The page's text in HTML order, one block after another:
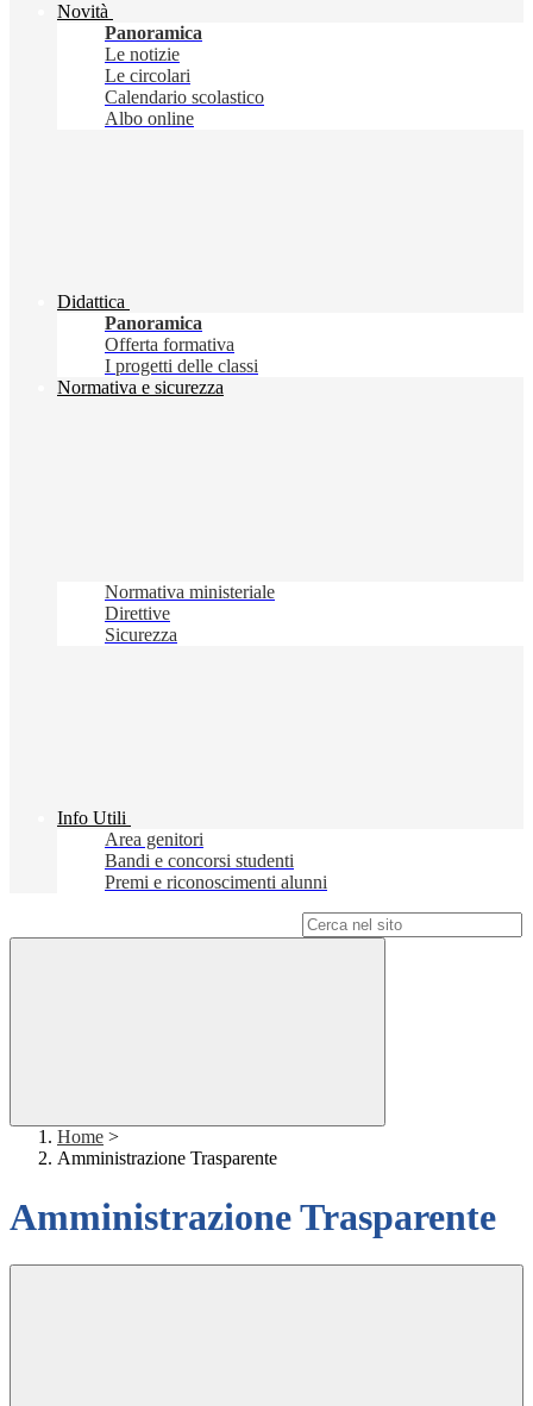
Novità
Panoramica
Le notizie
Le circolari
Calendario scolastico
Albo online
Didattica
Panoramica
Offerta formativa
I progetti delle classi
Normativa e sicurezza
Normativa ministeriale
Direttive
Sicurezza
Info Utili
Area genitori
Bandi e concorsi studenti
Premi e riconoscimenti alunni
Home >
Amministrazione Trasparente
Amministrazione Trasparente